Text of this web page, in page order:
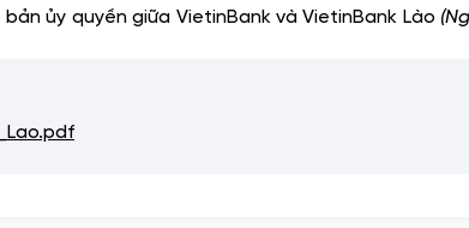
ủy quyền giữa VietinBank và VietinBank Lào